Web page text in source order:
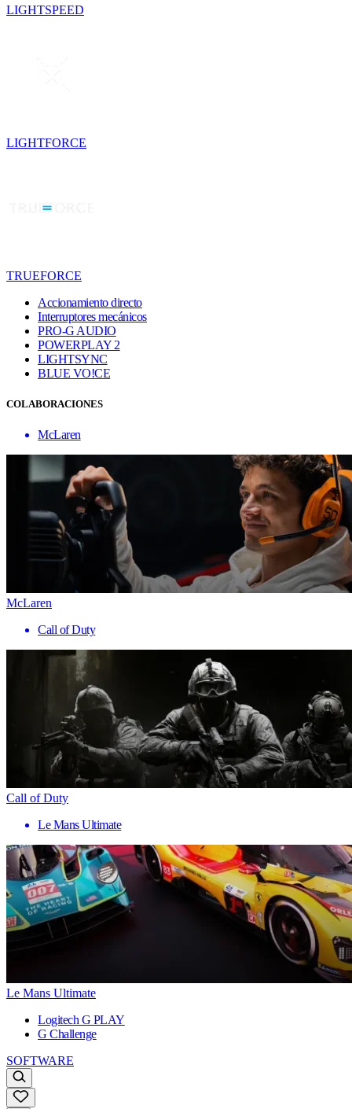
LIGHTSPEED
LIGHTFORCE
TRUEFORCE
Accionamiento directo
Interruptores mecánicos
PRO-G AUDIO
POWERPLAY 2
LIGHTSYNC
BLUE VO!CE
COLABORACIONES
McLaren
McLaren
Call of Duty
Call of Duty
Le Mans Ultimate
Le Mans Ultimate
Logitech G PLAY
G Challenge
SOFTWARE